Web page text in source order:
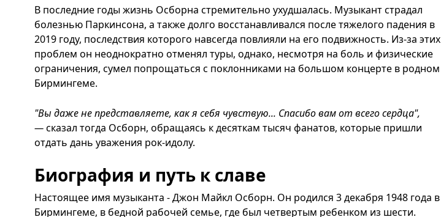
В последние годы жизнь Осборна стремительно ухудшалась. Музыкант страдал
болезнью Паркинсона, а также долго восстанавливался после тяжелого падения в
2019 году, последствия которого навсегда повлияли на его подвижность. Из-за этих
проблем он неоднократно отменял туры, однако, несмотря на боль и физические
ограничения, сумел попрощаться с поклонниками на большом концерте в родном
Бирмингеме.
"Вы даже не представляете, как я себя чувствую... Спасибо вам от всего сердца",
—сказал тогда Осборн, обращаясь к десяткам тысяч фанатов, которые пришли
отдать дань уважения рок-идолу.
Биография и путь к славе
Настоящее имя музыканта - Джон Майкл Осборн. Он родился 3 декабря 1948 года в
Бирмингеме, в бедной рабочей семье, где был четвертым ребенком из шести.